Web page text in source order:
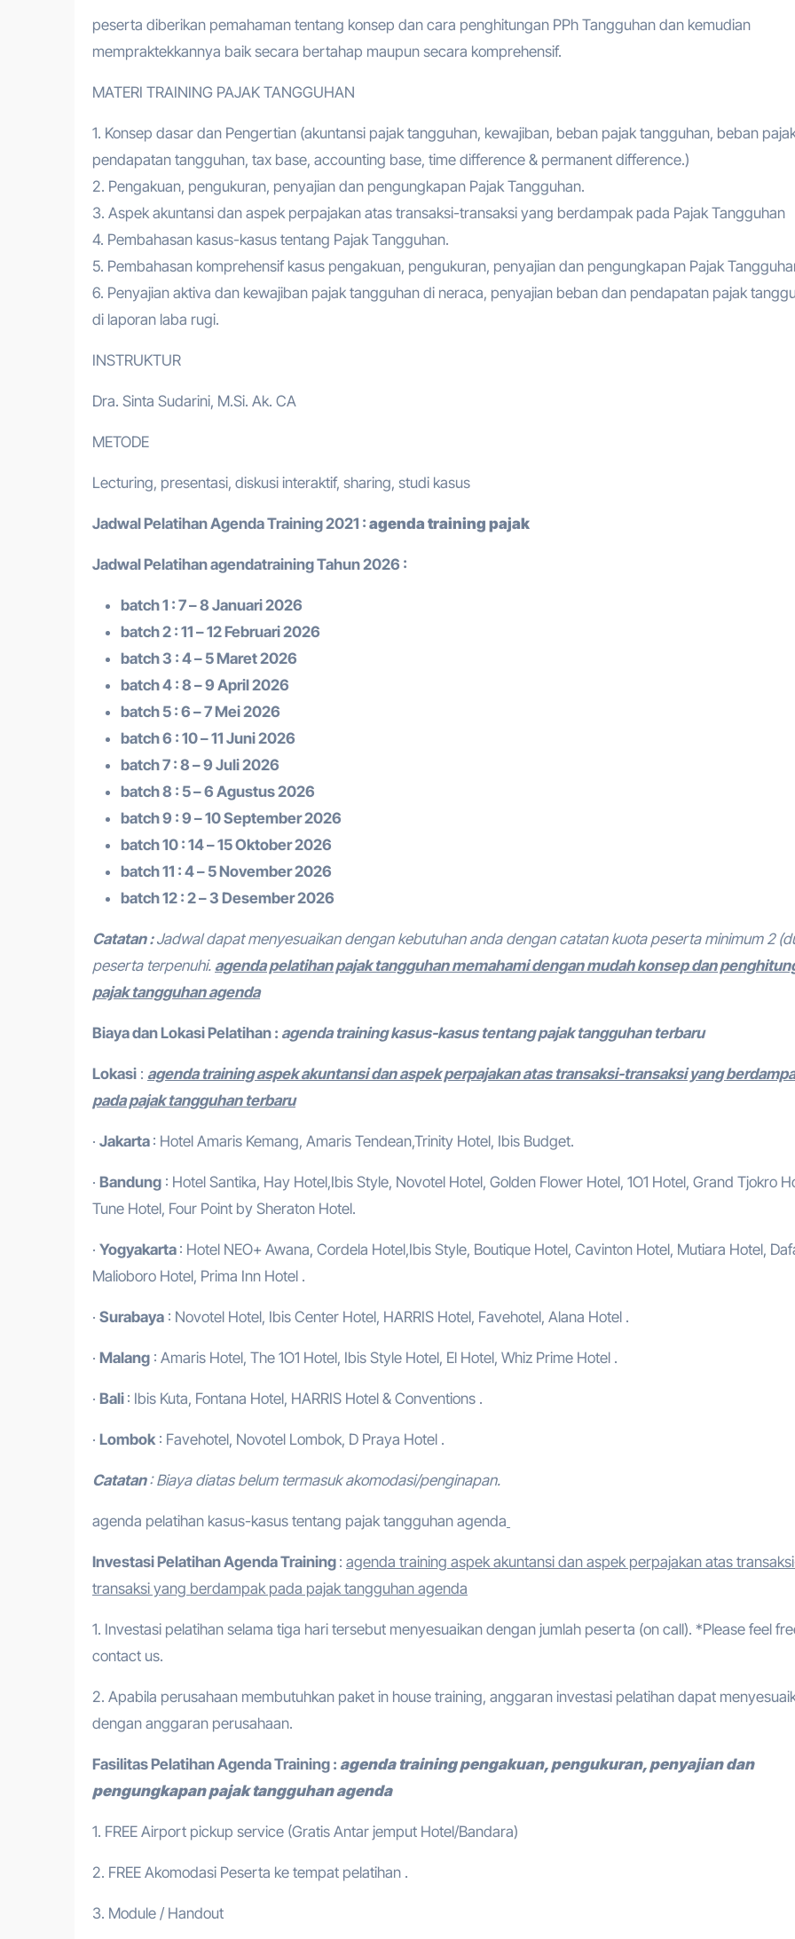
peserta diberikan pemahaman tentang konsep dan cara penghitungan PPh Tangguhan dan kemudian
mempraktekkannya baik secara bertahap maupun secara komprehensif.
MATERI TRAINING PAJAK TANGGUHAN
1. Konsep dasar dan Pengertian (akuntansi pajak tangguhan, kewajiban, beban pajak tangguhan, beban
pendapatan tangguhan, tax base, accounting base, time difference & permanent difference.)
2. Pengakuan, pengukuran, penyajian dan pengungkapan Pajak Tangguhan.
3. Aspek akuntansi dan aspek perpajakan atas transaksi-transaksi yang berdampak pada Pajak Tangguhan
4. Pembahasan kasus-kasus tentang Pajak Tangguhan.
5. Pembahasan komprehensif kasus pengakuan, pengukuran, penyajian dan pengungkapan Pajak
6. Penyajian aktiva dan kewajiban pajak tangguhan di neraca, penyajian beban dan pendapatan pajak
di laporan laba rugi.
INSTRUKTUR
Dra. Sinta Sudarini, M.Si. Ak. CA
METODE
Lecturing, presentasi, diskusi interaktif, sharing, studi kasus
Jadwal PelatihanAgenda Training2021 : agenda training pajak
Jadwal Pelatihan agendatrainingTahun 2026 :
batch 1 : 7 – 8 Januari 2026
batch 2 : 11 – 12 Februari 2026
batch 3 : 4 – 5 Maret 2026
batch 4 : 8 – 9 April 2026
batch 5 : 6 – 7 Mei 2026
batch 6 : 10 – 11 Juni 2026
batch 7 : 8 – 9 Juli 2026
batch 8 : 5 – 6 Agustus 2026
batch 9 : 9 – 10 September 2026
batch 10 : 14 – 15 Oktober 2026
batch 11 : 4 – 5 November 2026
batch 12 : 2 – 3 Desember 2026
Catatan :Jadwal dapat menyesuaikan dengan kebutuhan anda dengan catatan kuota peserta minimum 2
peserta terpenuhi. agenda pelatihan pajak tangguhan memahami dengan mudah konsep dan
pajak tangguhan agenda
Biaya dan Lokasi Pelatihan : agenda training kasus-kasus tentang pajak tangguhan terbaru
Lokasi : agenda training aspek akuntansi dan aspek perpajakan atas transaksi-transaksi yang
pada pajak tangguhan terbaru
· Jakarta : Hotel Amaris Kemang, Amaris Tendean,Trinity Hotel, Ibis Budget.
· Bandung : Hotel Santika, Hay Hotel,Ibis Style, Novotel Hotel, Golden Flower Hotel, 1O1 Hotel, Grand Tjokro
Tune Hotel, Four Point by Sheraton Hotel.
· Yogyakarta : Hotel NEO+ Awana, Cordela Hotel,Ibis Style, Boutique Hotel, Cavinton Hotel, Mutiara Hotel,
Malioboro Hotel, Prima Inn Hotel .
· Surabaya : Novotel Hotel, Ibis Center Hotel, HARRIS Hotel, Favehotel, Alana Hotel .
· Malang : Amaris Hotel, The 1O1 Hotel, Ibis Style Hotel, El Hotel, Whiz Prime Hotel .
· Bali : Ibis Kuta, Fontana Hotel, HARRIS Hotel & Conventions .
· Lombok : Favehotel, Novotel Lombok, D Praya Hotel .
Catatan: Biaya diatas belum termasuk akomodasi/penginapan.
agenda pelatihan kasus-kasus tentang pajak tangguhan agenda
Investasi PelatihanAgenda Training : agenda training aspek akuntansi dan aspek perpajakan atas
transaksi yang berdampak pada pajak tangguhan agenda
1. Investasi pelatihan selama tiga hari tersebut menyesuaikan dengan jumlah peserta (on call). *Please feel
contact us.
2. Apabila perusahaan membutuhkan paket in house training, anggaran investasi pelatihan dapat
dengan anggaran perusahaan.
Fasilitas PelatihanAgenda Training : agenda training pengakuan, pengukuran, penyajian dan
pengungkapan pajak tangguhan agenda
1. FREE Airport pickup service (Gratis Antar jemput Hotel/Bandara)
2. FREE Akomodasi Peserta ke tempat pelatihan .
3. Module / Handout